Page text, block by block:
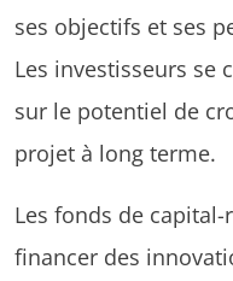
ses objectifs et ses
Les investisseurs se
sur le potentiel de
projet à long terme.
Les fonds de
financer des